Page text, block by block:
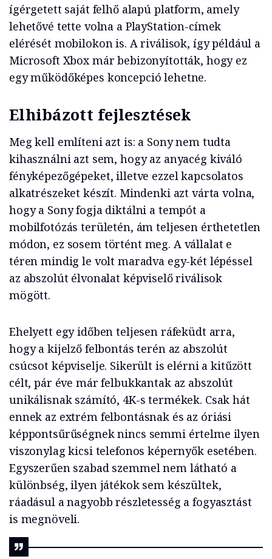
ígérgetett saját felhő alapú platform, amely
lehetővé tette volna a PlayStation-címek
elérését mobilokon is. A riválisok, így például a
Microsoft Xbox már bebizonyították, hogy ez
egy működőképes koncepció lehetne.
Elhibázott fejlesztések
Meg kell említeni azt is: a Sony nem tudta
kihasználni azt sem, hogy az anyacég kiváló
fényképezőgépeket, illetve ezzel kapcsolatos
alkatrészeket készít. Mindenki azt várta volna,
hogy a Sony fogja diktálni a tempót a
mobilfotózás területén, ám teljesen érthetetlen
módon, ez sosem történt meg. A vállalat e
téren mindig le volt maradva egy-két lépéssel
az abszolút élvonalat képviselő riválisok
mögött.
Ehelyett egy időben teljesen ráfeküdt arra,
hogy a kijelző felbontás terén az abszolút
csúcsot képviselje. Sikerült is elérni a kitűzött
célt, pár éve már felbukkantak az abszolút
unikálisnak számító, 4K-s termékek. Csak hát
ennek az extrém felbontásnak és az óriási
képpontsűrűségnek nincs semmi értelme ilyen
viszonylag kicsi telefonos képernyők esetében.
Egyszerűen szabad szemmel nem látható a
különbség, ilyen játékok sem készültek,
ráadásul a nagyobb részletesség a fogyasztást
is megnöveli.